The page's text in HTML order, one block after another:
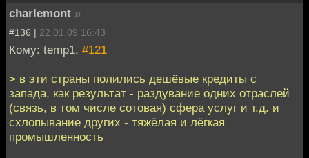
charlemont »
#136 | 22.01.09 16:43
Кому: temp1, #121
> в эти страны полились дешёвые кредиты с
запада, как результат - раздувание одних отраслей
(связь, в том числе сотовая) сфера услуг и т.д. и
схлопывание других - тяжёлая и лёгкая
промышленность